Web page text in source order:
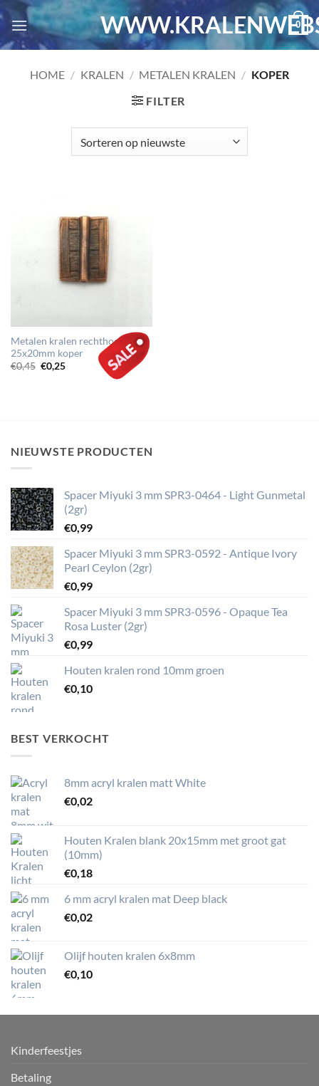
Ga
naar
inhoud
0
HOME / KRALEN / METALEN KRALEN / KOPER
FILTER
Metalen kralen rechthoek
25x20mm koper
€0,45 Oorspronkelijke
prijs
€0,25Huidige
NIEUWSTE PRODUCTEN
Spacer Miyuki 3 mm SPR3-0464 - Light Gunmetal
(2gr)
€0,99
Spacer Miyuki 3 mm SPR3-0592 - Antique Ivory
Pearl Ceylon (2gr)
€0,99
Spacer Miyuki 3 mm SPR3-0596 - Opaque Tea
Rosa Luster (2gr)
€0,99
Houten kralen rond 10mm groen
€0,10
BEST VERKOCHT
8mm acryl kralen matt White
€0,02
Houten Kralen blank 20x15mm met groot gat
(10mm)
€0,18
6 mm acryl kralen mat Deep black
€0,02
Olijf houten kralen 6x8mm
€0,10
Kinderfeestjes
Betaling